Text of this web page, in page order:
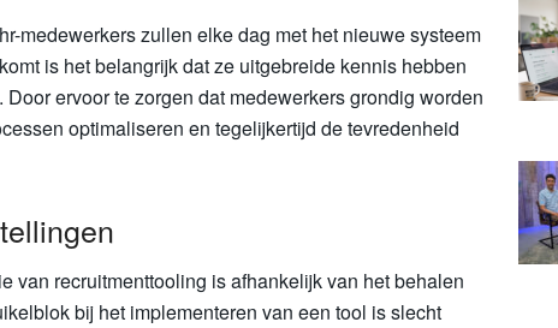
medewerkers zullen elke dag met het nieuwe systeem
is het belangrijk dat ze uitgebreide kennis hebben
ervoor te zorgen dat medewerkers grondig worden
optimaliseren en tegelijkertijd de tevredenheid
van recruitmenttooling is afhankelijk van het behalen
bij het implementeren van een tool is slecht